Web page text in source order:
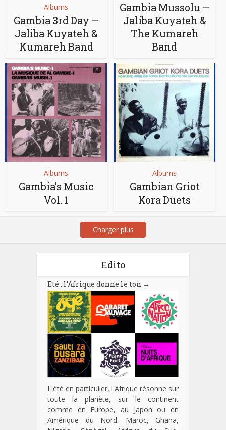
Albums
Gambia 3rd Day –
Jaliba Kuyateh &
Kumareh Band
Gambia Mussolu –
Jaliba Kuyateh &
The Kumareh
Band
Albums
Gambia’s Music
Vol. 1
Albums
Gambian Griot
Kora Duets
Charger plus
Edito
Eté : l’Afrique donne le ton →
L'été en particulier, l'Afrique résonne sur
toute la planète, sur le continent
comme en Europe, au Japon ou en
Amérique du Nord. Maroc, Ghana,